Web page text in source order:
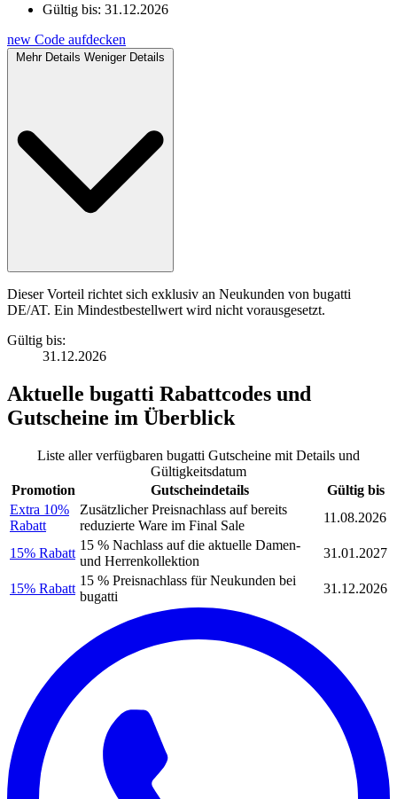
Gültig bis: 31.12.2026
new Code aufdecken
Mehr Details Weniger Details
Dieser Vorteil richtet sich exklusiv an Neukunden von bugatti
DE/AT. Ein Mindestbestellwert wird nicht vorausgesetzt.
Gültig bis:
31.12.2026
Aktuelle bugatti Rabattcodes und
Gutscheine im Überblick
Liste aller verfügbaren bugatti Gutscheine mit Details und
Gültigkeitsdatum
Promotion
Gutscheindetails
Gültig bis
Extra 10%
Rabatt
Zusätzlicher Preisnachlass auf bereits
reduzierte Ware im Final Sale
11.08.2026
15% Rabatt
15 % Nachlass auf die aktuelle Damen-
und Herrenkollektion
31.01.2027
15% Rabatt
15 % Preisnachlass für Neukunden bei
bugatti
31.12.2026